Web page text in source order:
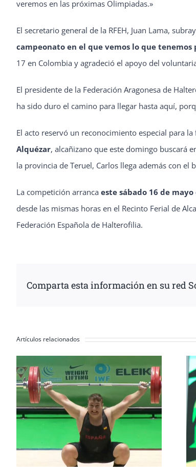
veremos en las próximas Olimpiadas.»
El secretario general de la RFEH, Juan Lama,
campeonato en el que vemos lo que
17 en Colombia y agradeció el apoyo del
El presidente de la Federación Aragonesa de
ha sido duro el camino para llegar hasta aquí,
El acto reservó un reconocimiento especial para
Alquézar, alcañizano que este domingo buscará
la provincia de Teruel, Carlos llega además con el
La competición arranca este sábado 16 de
desde las mismas horas en el Recinto Ferial de
Federación Española de Halterofilia.
Comparta esta información en su red
Artículos relacionados
Erik Guadamud conquista
el oro mundial en
arrancada y dos platas en
Colombia